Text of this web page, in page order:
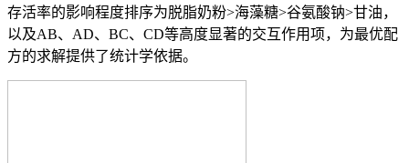
存活率的影响程度排序为脱脂奶粉>海藻糖>谷氨酸钠>甘油，
以及AB、AD、BC、CD等高度显著的交互作用项，为最优配
方的求解提供了统计学依据。